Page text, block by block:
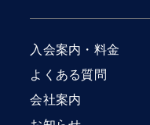
入会案内・料金
よくある質問
会社案内